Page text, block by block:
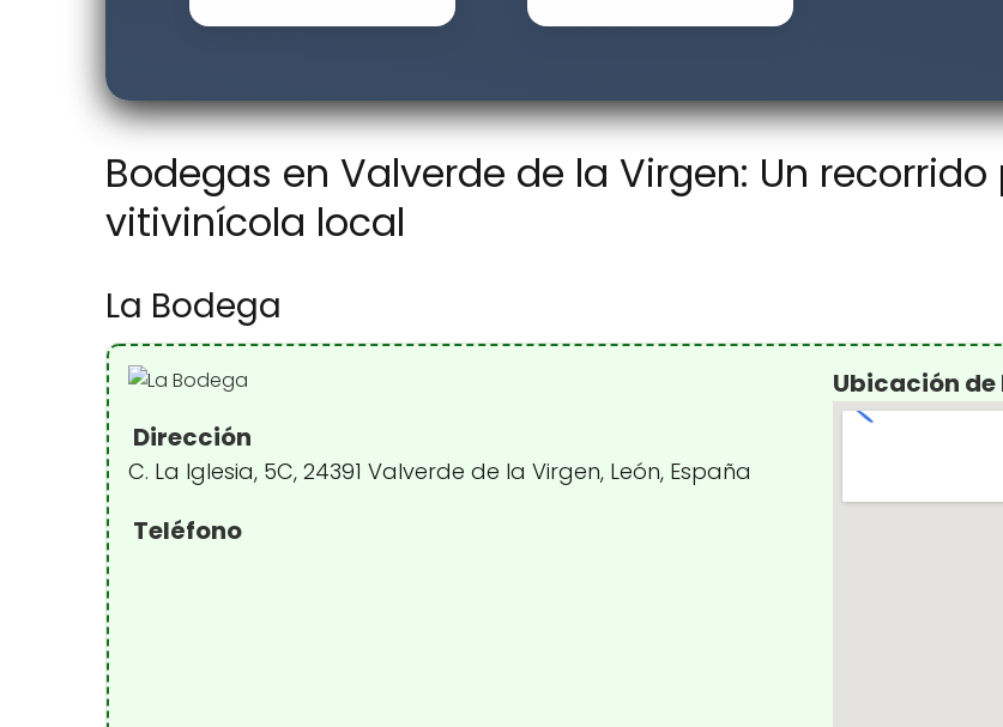
Bodegas en Valverde de la Virgen: Un
vitivinícola local
La Bodega
Dirección
C. La Iglesia, 5C, 24391 Valverde de la Virgen, León, España
Teléfono
Ubicación de